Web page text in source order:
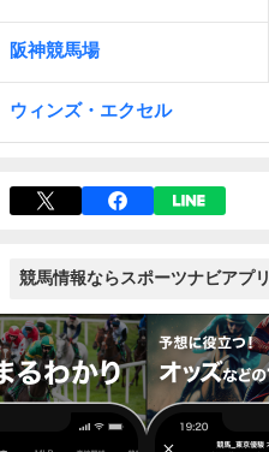
阪神競馬場
ウィンズ・エクセル
競馬情報ならスポーツナビアプリ